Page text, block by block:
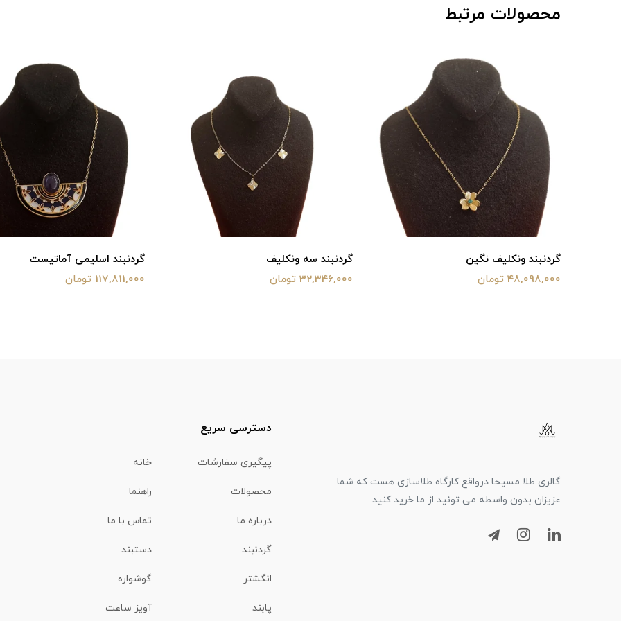
محصولات مرتبط
گردنبند ونکلیف نگین
48,098,000 تومان
گردنبند سه ونکلیف
32,346,000 تومان
گردنبند اسلیمی آماتیست
117,811,000 تومان
گالری طلا مسیحا درواقع کارگاه طلاسازی هست که شما
عزیزان بدون واسطه می تونید از ما خرید کنید.
دسترسی سریع
پیگیری سفارشات خانه
محصولات راهنما
درباره ما تماس با ما
گردنبند دستبند
انگشتر گوشواره
پابند آویز ساعت